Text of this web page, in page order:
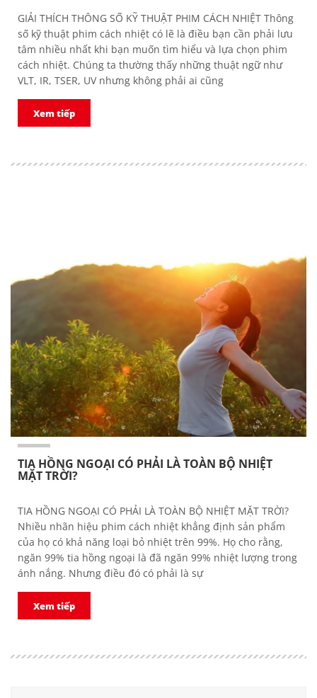
GIẢI THÍCH THÔNG SỐ KỸ THUẬT PHIM CÁCH NHIỆT Thông
số kỹ thuật phim cách nhiệt có lẽ là điều bạn cần phải lưu
tâm nhiều nhất khi bạn muốn tìm hiểu và lựa chọn phim
cách nhiệt. Chúng ta thường thấy những thuật ngữ như
VLT, IR, TSER, UV nhưng không phải ai cũng
Xem tiếp
TIA HỒNG NGOẠI CÓ PHẢI LÀ TOÀN BỘ NHIỆT
MẶT TRỜI?
TIA HỒNG NGOẠI CÓ PHẢI LÀ TOÀN BỘ NHIỆT MẶT TRỜI?
Nhiều nhãn hiệu phim cách nhiệt khẳng định sản phẩm
của họ có khả năng loại bỏ nhiệt trên 99%. Họ cho rằng,
ngăn 99% tia hồng ngoại là đã ngăn 99% nhiệt lượng trong
ánh nắng. Nhưng điều đó có phải là sự
Xem tiếp